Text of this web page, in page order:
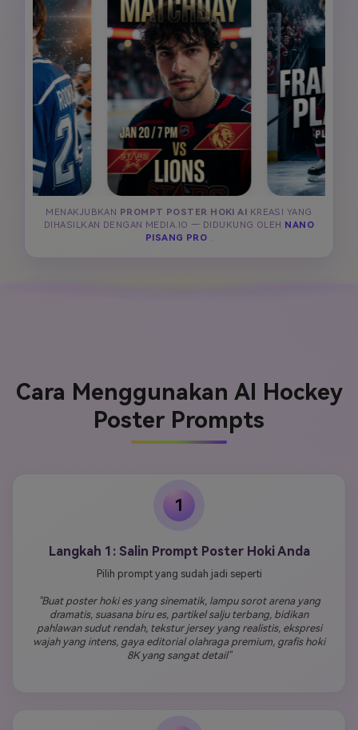
MENAKJUBKAN PROMPT POSTER HOKI AI
KREASI YANG
DIHASILKAN DENGAN MEDIA.IO — DIDUKUNG OLEH
NANO
PISANG PRO .
Cara Menggunakan AI Hockey
Poster Prompts
1
Langkah 1: Salin Prompt Poster Hoki Anda
Pilih prompt yang sudah jadi seperti
"Buat poster hoki es yang sinematik, lampu sorot arena yang
dramatis, suasana biru es, partikel salju terbang, bidikan
pahlawan sudut rendah, tekstur jersey yang realistis, ekspresi
wajah yang intens, gaya editorial olahraga premium, grafis hoki
8K yang sangat detail"